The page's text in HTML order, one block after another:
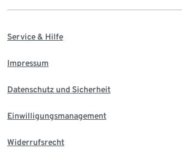
Service & Hilfe
Impressum
Datenschutz und Sicherheit
Einwilligungsmanagement
Widerrufsrecht